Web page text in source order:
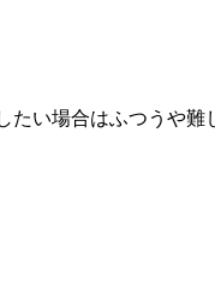
い場合はふつうや難